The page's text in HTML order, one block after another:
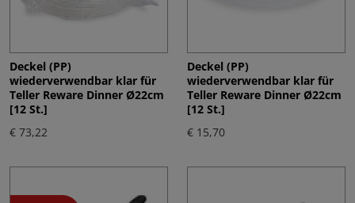
Deckel (PP)
wiederverwendbar klar für
Teller Reware Dinner Ø22cm
[12 St.]
€ 73,22
Deckel (PP)
wiederverwendbar klar für
Teller Reware Dinner Ø22cm
[12 St.]
€ 15,70